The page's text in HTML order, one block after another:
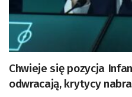
Chwieje się pozycja
odwracają, krytycy